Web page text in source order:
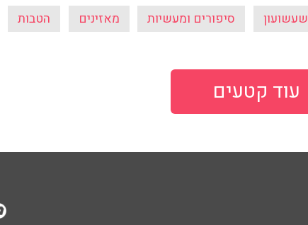
שעשועון סיפורים ומעשיות מאזינים הטבות
עוד קטעים